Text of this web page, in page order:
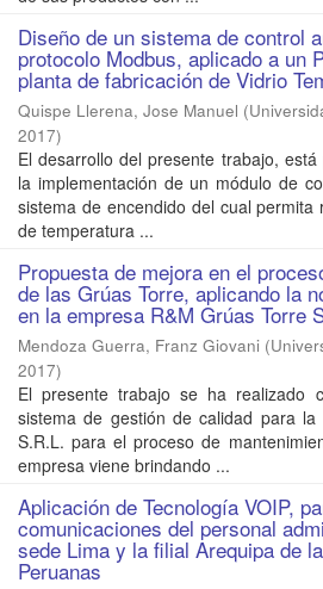
Diseño de un sistema de control
protocolo Modbus, aplicado a un
planta de fabricación de Vidrio
Quispe Llerena, Jose Manuel (
2017)
El desarrollo del presente trabajo,
la implementación de un módulo de
sistema de encendido del cual
de temperatura ...
Propuesta de mejora en el
de las Grúas Torre, aplicando la
en la empresa R&M Grúas Torre
Mendoza Guerra, Franz Giovani (
2017)
El presente trabajo se ha realizado
sistema de gestión de calidad para la
S.R.L. para el proceso de
empresa viene brindando ...
Aplicación de Tecnología VOIP,
comunicaciones del personal
sede Lima y la filial Arequipa de
Peruanas